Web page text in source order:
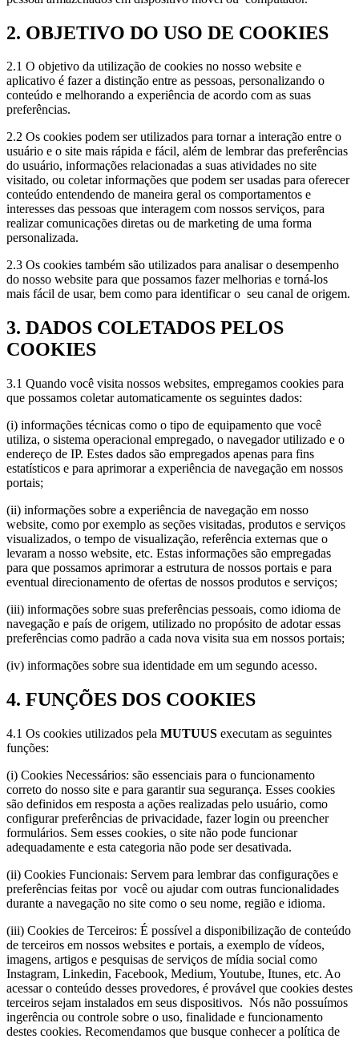
2. OBJETIVO DO USO DE COOKIES
2.1 O objetivo da utilização de cookies no nosso website e
aplicativo é fazer a distinção entre as pessoas, personalizando o
conteúdo e melhorando a experiência de acordo com as suas
preferências.
2.2 Os cookies podem ser utilizados para tornar a interação entre o
usuário e o site mais rápida e fácil, além de lembrar das preferências
do usuário, informações relacionadas a suas atividades no site
visitado, ou coletar informações que podem ser usadas para oferecer
conteúdo entendendo de maneira geral os comportamentos e
interesses das pessoas que interagem com nossos serviços, para
realizar comunicações diretas ou de marketing de uma forma
personalizada.
2.3 Os cookies também são utilizados para analisar o desempenho
do nosso website para que possamos fazer melhorias e torná-los
mais fácil de usar, bem como para identificar o seu canal de origem.
3. DADOS COLETADOS PELOS
COOKIES
3.1 Quando você visita nossos websites, empregamos cookies para
que possamos coletar automaticamente os seguintes dados:
(i) informações técnicas como o tipo de equipamento que você
utiliza, o sistema operacional empregado, o navegador utilizado e o
endereço de IP. Estes dados são empregados apenas para fins
estatísticos e para aprimorar a experiência de navegação em nossos
portais;
(ii) informações sobre a experiência de navegação em nosso
website, como por exemplo as seções visitadas, produtos e serviços
visualizados, o tempo de visualização, referência externas que o
levaram a nosso website, etc. Estas informações são empregadas
para que possamos aprimorar a estrutura de nossos portais e para
eventual direcionamento de ofertas de nossos produtos e serviços;
(iii) informações sobre suas preferências pessoais, como idioma de
navegação e país de origem, utilizado no propósito de adotar essas
preferências como padrão a cada nova visita sua em nossos portais;
(iv) informações sobre sua identidade em um segundo acesso.
4. FUNÇÕES DOS COOKIES
4.1 Os cookies utilizados pela MUTUUS executam as seguintes
funções:
(i) Cookies Necessários: são essenciais para o funcionamento
correto do nosso site e para garantir sua segurança. Esses cookies
são definidos em resposta a ações realizadas pelo usuário, como
configurar preferências de privacidade, fazer login ou preencher
formulários. Sem esses cookies, o site não pode funcionar
adequadamente e esta categoria não pode ser desativada.
(ii) Cookies Funcionais: Servem para lembrar das configurações e
preferências feitas por você ou ajudar com outras funcionalidades
durante a navegação no site como o seu nome, região e idioma.
(iii) Cookies de Terceiros: É possível a disponibilização de conteúdo
de terceiros em nossos websites e portais, a exemplo de vídeos,
imagens, artigos e pesquisas de serviços de mídia social como
Instagram, Linkedin, Facebook, Medium, Youtube, Itunes, etc. Ao
acessar o conteúdo desses provedores, é provável que cookies destes
terceiros sejam instalados em seus dispositivos. Nós não possuímos
ingerência ou controle sobre o uso, finalidade e funcionamento
destes cookies. Recomendamos que busque conhecer a política de